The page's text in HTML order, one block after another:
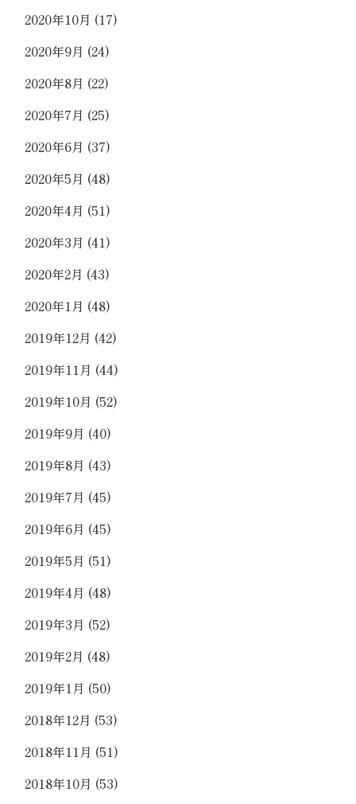
2020年10月 (17)
2020年9月 (24)
2020年8月 (22)
2020年7月 (25)
2020年6月 (37)
2020年5月 (48)
2020年4月 (51)
2020年3月 (41)
2020年2月 (43)
2020年1月 (48)
2019年12月 (42)
2019年11月 (44)
2019年10月 (52)
2019年9月 (40)
2019年8月 (43)
2019年7月 (45)
2019年6月 (45)
2019年5月 (51)
2019年4月 (48)
2019年3月 (52)
2019年2月 (48)
2019年1月 (50)
2018年12月 (53)
2018年11月 (51)
2018年10月 (53)